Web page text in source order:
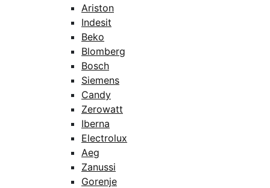
Ariston
Indesit
Beko
Blomberg
Bosch
Siemens
Candy
Zerowatt
Iberna
Electrolux
Aeg
Zanussi
Gorenje